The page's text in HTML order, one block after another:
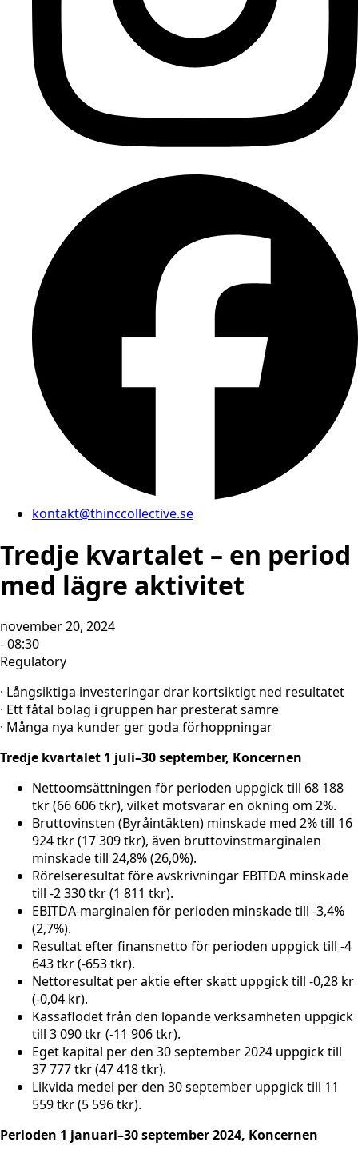
kontakt@thinccollective.se
Tredje kvartalet – en period
med lägre aktivitet
november 20, 2024
- 08:30
Regulatory
· Långsiktiga investeringar drar kortsiktigt ned resultatet
· Ett fåtal bolag i gruppen har presterat sämre
· Många nya kunder ger goda förhoppningar
Tredje kvartalet 1 juli–30 september, Koncernen
Nettoomsättningen för perioden uppgick till 68 188
tkr (66 606 tkr), vilket motsvarar en ökning om 2%.
Bruttovinsten (Byråintäkten) minskade med 2% till 16
924 tkr (17 309 tkr), även bruttovinstmarginalen
minskade till 24,8% (26,0%).
Rörelseresultat före avskrivningar EBITDA minskade
till -2 330 tkr (1 811 tkr).
EBITDA-marginalen för perioden minskade till -3,4%
(2,7%).
Resultat efter finansnetto för perioden uppgick till -4
643 tkr (-653 tkr).
Nettoresultat per aktie efter skatt uppgick till -0,28 kr
(-0,04 kr).
Kassaflödet från den löpande verksamheten uppgick
till 3 090 tkr (-11 906 tkr).
Eget kapital per den 30 september 2024 uppgick till
37 777 tkr (47 418 tkr).
Likvida medel per den 30 september uppgick till 11
559 tkr (5 596 tkr).
Perioden 1 januari–30 september 2024, Koncernen